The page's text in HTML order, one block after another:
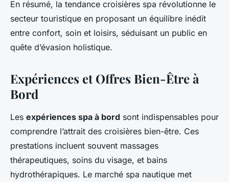
En résumé, la tendance croisières spa révolutionne le
secteur touristique en proposant un équilibre inédit
entre confort, soin et loisirs, séduisant un public en
quête d’évasion holistique.
Expériences et Offres Bien-Être à
Bord
Les expériences spa à bord sont indispensables pour
comprendre l’attrait des croisières bien-être. Ces
prestations incluent souvent massages
thérapeutiques, soins du visage, et bains
hydrothérapiques. Le marché spa nautique met